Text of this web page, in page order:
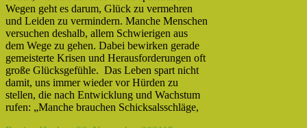
Wegen geht es darum, Glück zu vermehren
und Leiden zu vermindern. Manche Menschen
versuchen deshalb, allem Schwierigen aus
dem Wege zu gehen. Dabei bewirken gerade
gemeisterte Krisen und Herausforderungen oft
große Glücksgefühle. Das Leben spart nicht
damit, uns immer wieder vor Hürden zu
stellen, die nach Entwicklung und Wachstum
rufen: „Manche brauchen Schicksalsschläge,